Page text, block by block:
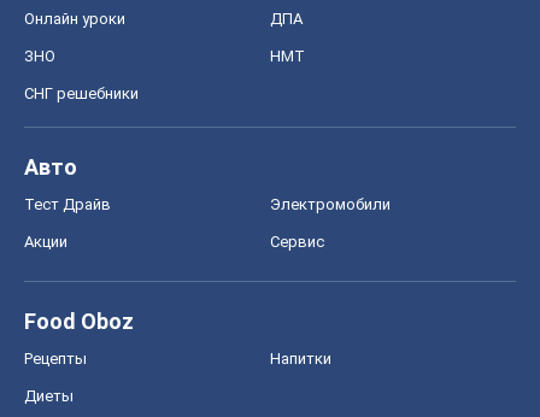
Онлайн уроки ДПА
ЗНО НМТ
СНГ решебники
Авто
Тест Драйв Электромобили
Акции Сервис
Food Oboz
Рецепты Напитки
Диеты